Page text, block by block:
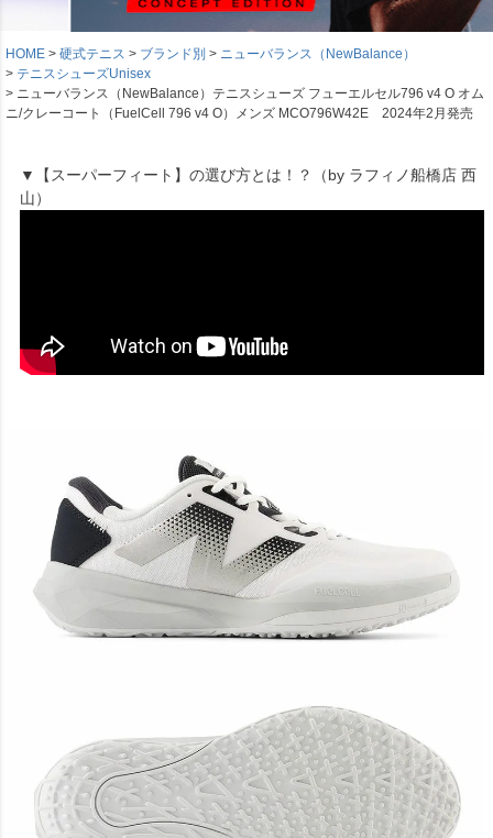
HOME 硬式テニス ブランド別
ニューバランス（NewBalance）
テニスシューズUnisex
ニューバランス（NewBalance）テニスシューズ フューエルセル796 v4 O オム
ニ/クレーコート（FuelCell 796 v4 O）メンズ MCO796W42E 2024年2月発売
▼【スーパーフィート】の選び方とは！？（by ラフィノ船橋店 西
山）